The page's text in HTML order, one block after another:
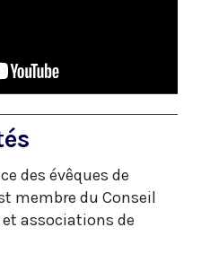
des évêques de
membre du Conseil
associations de